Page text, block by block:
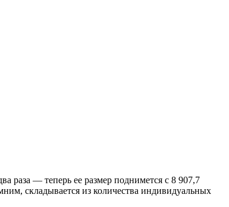
раза — теперь ее размер поднимется с 8 907,7
складывается из количества индивидуальных